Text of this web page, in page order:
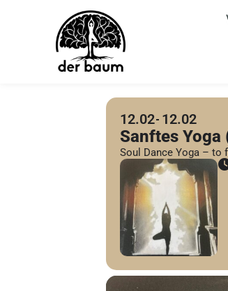
12.02 12.02
Sanftes Yoga
Soul Dance Yoga – to